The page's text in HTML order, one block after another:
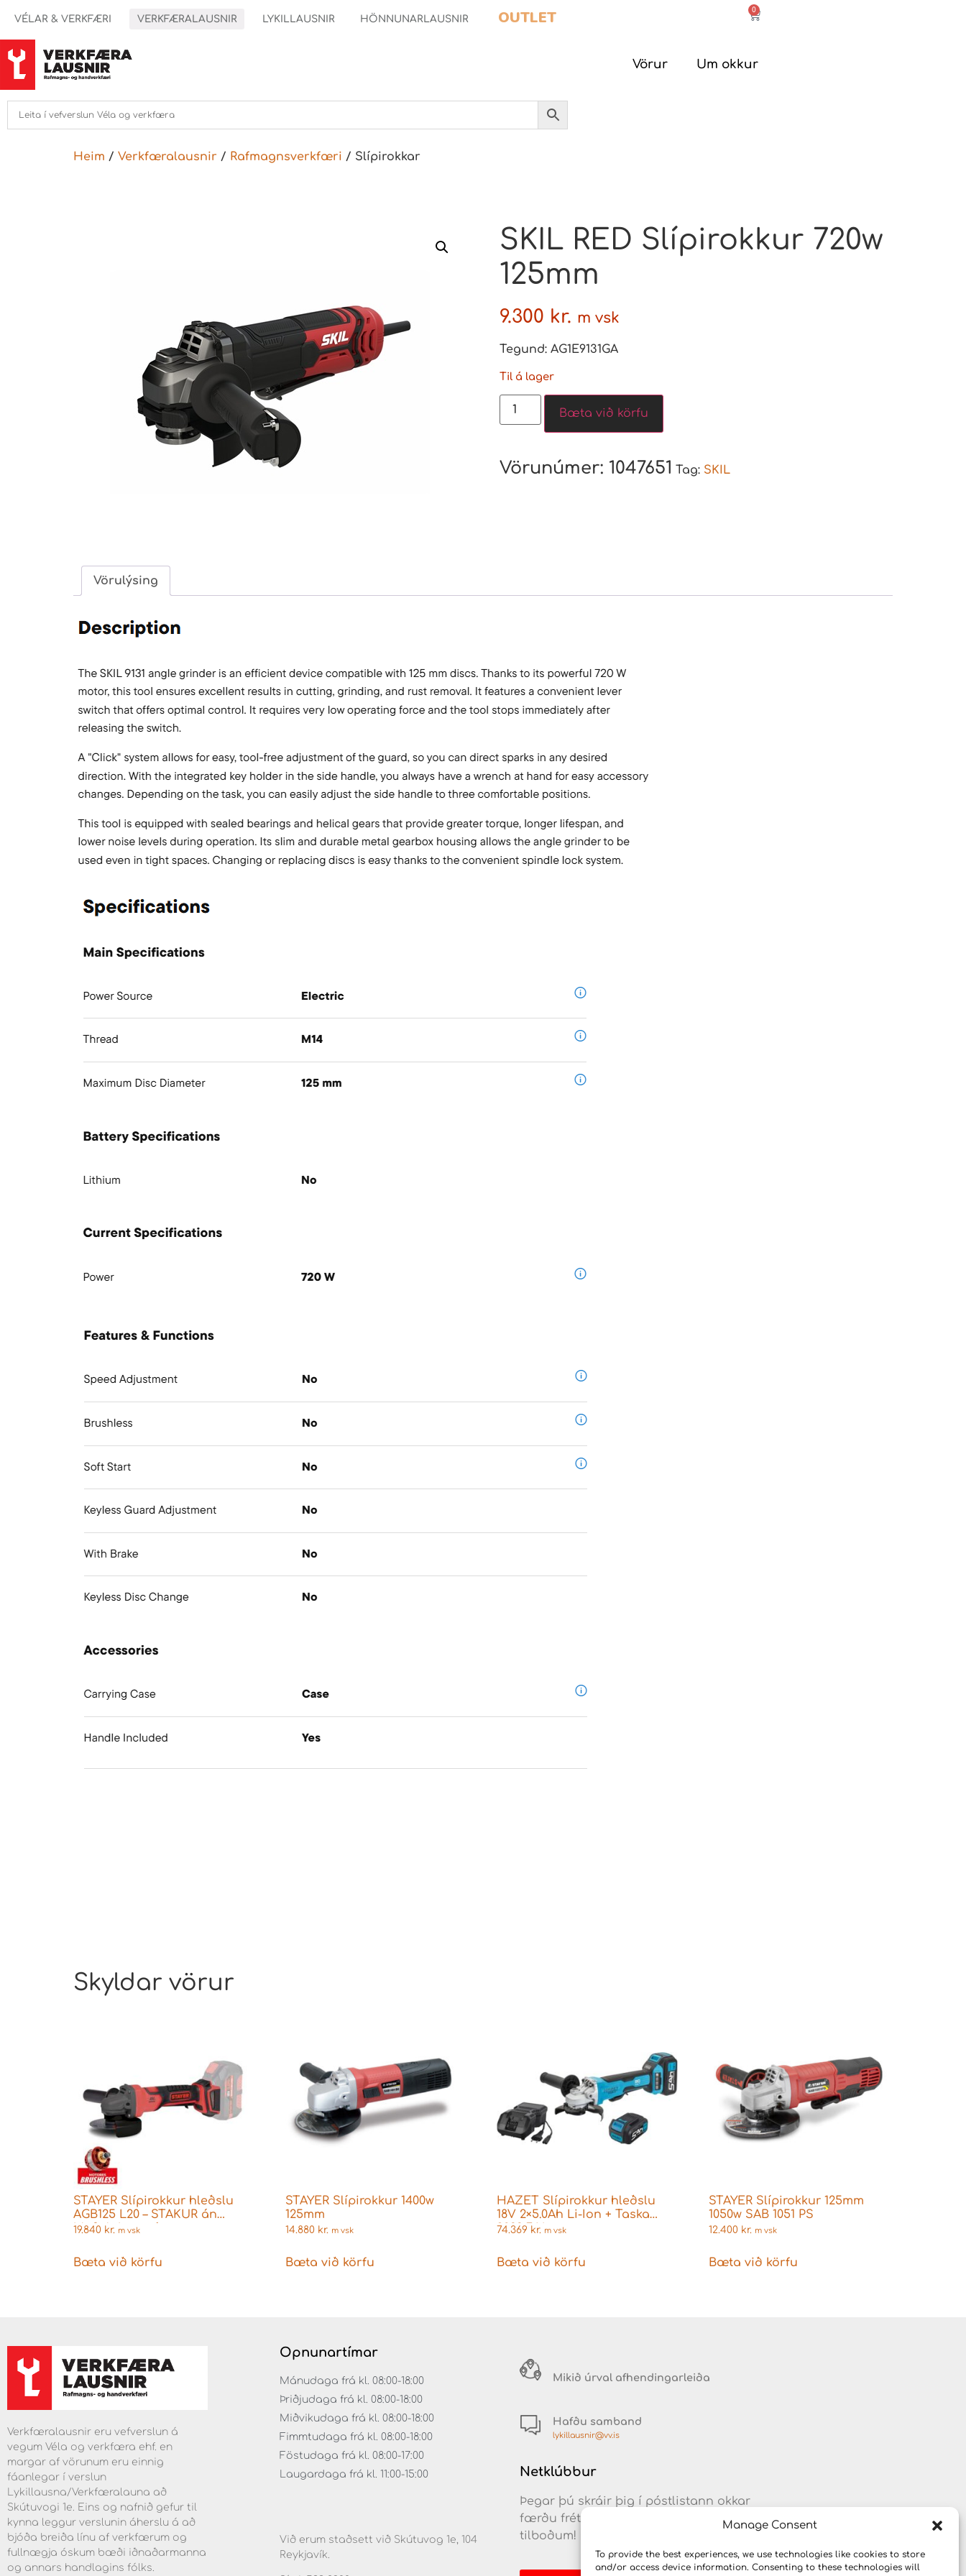
Manage Consent
To provide the best experiences, we use technologies like cookies to store
and/or access device information. Consenting to these technologies will
VÉLAR & VERKFÆRI VERKFÆRALAUSNIR LYKILLAUSNIR HÖNNUNARLAUSNIR OUTLET 0
Vörur Um okkur
Heim / Verkfæralausnir / Rafmagnsverkfæri / Slípirokkar
SKIL RED Slípirokkur 720w
125mm
9.300 kr. m vsk
Tegund: AG1E9131GA
Til á lager
Bæta við körfu
Vörunúmer: 1047651 Tag: SKIL
Vörulýsing
Skyldar vörur
STAYER Slípirokkur hleðslu
AGB125 L20 – STAKUR án
hleðslubatterís
19.840 kr. m vsk
Bæta við körfu
STAYER Slípirokkur 1400w
125mm
14.880 kr. m vsk
Bæta við körfu
HAZET Slípirokkur hleðslu
18V 2×5.0Ah Li-Ion + Taska
9233-7/4
74.369 kr. m vsk
Bæta við körfu
STAYER Slípirokkur 125mm
1050w SAB 1051 PS
12.400 kr. m vsk
Bæta við körfu
Verkfæralausnir eru vefverslun á
vegum Véla og verkfæra ehf. en
margar af vörunum eru einnig
fáanlegar í verslun
Lykillausna/Verkfæralauna að
Skútuvogi 1e. Eins og nafnið gefur til
kynna leggur verslunin áherslu á að
bjóða breiða línu af verkfærum og
fullnægja óskum bæði iðnaðarmanna
og annars handlagins fólks.
Opnunartímar
Mánudaga frá kl. 08:00-18:00
Þriðjudaga frá kl. 08:00-18:00
Miðvikudaga frá kl. 08:00-18:00
Fimmtudaga frá kl. 08:00-18:00
Föstudaga frá kl. 08:00-17:00
Laugardaga frá kl. 11:00-15:00
Við erum staðsett við Skútuvog 1e, 104
Reykjavík.
Mikið úrval afhendingarleiða
Hafðu samband
lykillausnir@vv.is
Netklúbbur
Þegar þú skráir þig í póstlistann okkar
færðu fréttir af nýjum vörum og
tilboðum!